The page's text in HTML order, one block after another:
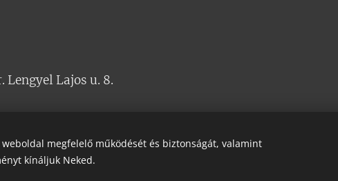
Lengyel Lajos u. 8.
Harmónia Masszázs Stúdió - Test és Lélek
megfelelő működését és biztonságát, valamint
kínáljuk Neked.